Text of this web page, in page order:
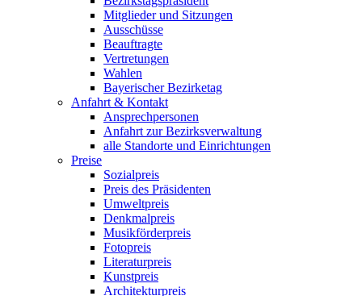
Mitglieder und Sitzungen
Ausschüsse
Beauftragte
Vertretungen
Wahlen
Bayerischer Bezirketag
Anfahrt & Kontakt
Ansprechpersonen
Anfahrt zur Bezirksverwaltung
alle Standorte und Einrichtungen
Preise
Sozialpreis
Preis des Präsidenten
Umweltpreis
Denkmalpreis
Musikförderpreis
Fotopreis
Literaturpreis
Kunstpreis
Architekturpreis